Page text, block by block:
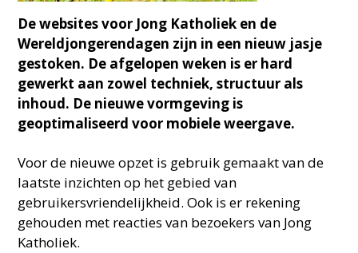
De websites voor Jong Katholiek en de
Wereldjongerendagen zijn in een nieuw jasje
gestoken. De afgelopen weken is er hard
gewerkt aan zowel techniek, structuur als
inhoud. De nieuwe vormgeving is
geoptimaliseerd voor mobiele weergave.
Voor de nieuwe opzet is gebruik gemaakt van de
laatste inzichten op het gebied van
gebruikersvriendelijkheid. Ook is er rekening
gehouden met reacties van bezoekers van Jong
Katholiek.